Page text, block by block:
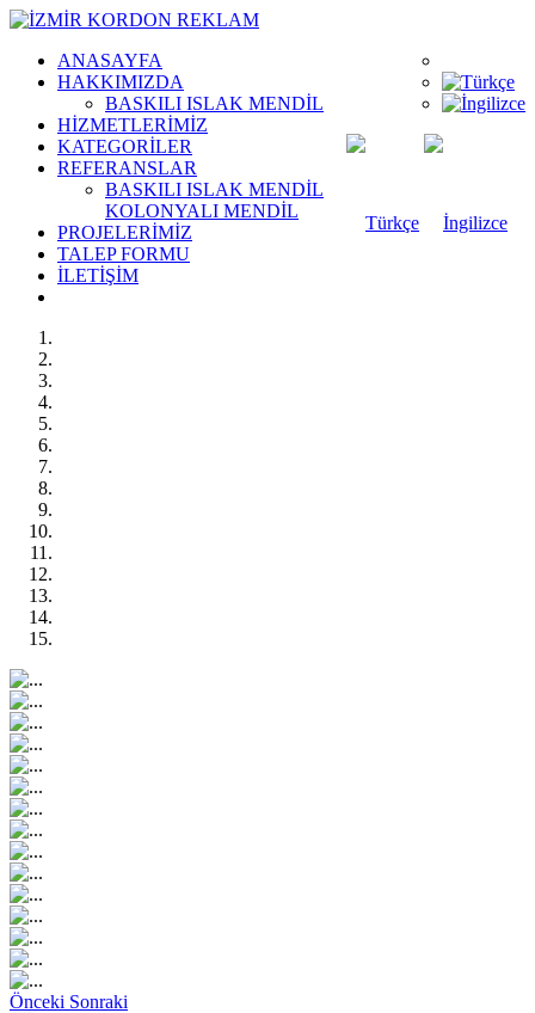
ANASAYFA
HAKKIMIZDA
BASKILI ISLAK MENDİL
HİZMETLERİMİZ
KATEGORİLER
REFERANSLAR
BASKILI ISLAK MENDİL
KOLONYALI MENDİL
PROJELERİMİZ
TALEP FORMU
İLETİŞİM
Önceki Sonraki